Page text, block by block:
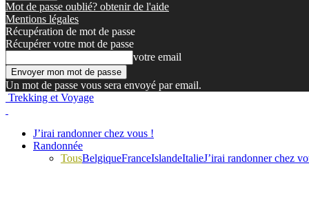
Mot de passe oublié? obtenir de l'aide
Mentions légales
Récupération de mot de passe
Récupérer votre mot de passe
votre email
Un mot de passe vous sera envoyé par email.
Trekking et Voyage
J’irai randonner chez vous !
Randonnée
TousBelgiqueFranceIslandeItalieJ’irai randonner chez